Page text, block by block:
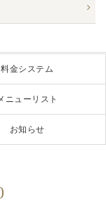
料金システム
ニューリスト
お知らせ